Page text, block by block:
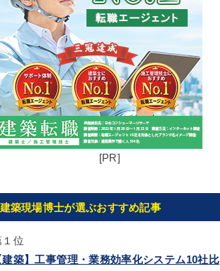
[PR]
建築現場博士が選ぶおすすめ記事
１位
建築】工事管理・業務効率化システム10社比